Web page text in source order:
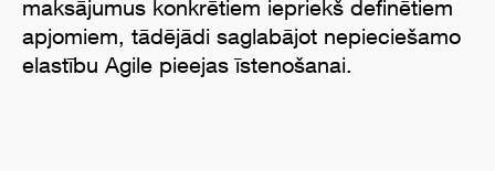
maksājumus konkrētiem iepriekš definētiem
apjomiem, tādējādi saglabājot nepieciešamo
elastību Agile pieejas īstenošanai.